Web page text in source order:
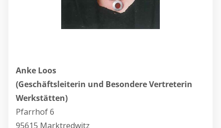
Anke Loos
(Geschäftsleiterin und Besondere Vertreterin
Werkstätten)
Pfarrhof 6
95615 Marktredwitz